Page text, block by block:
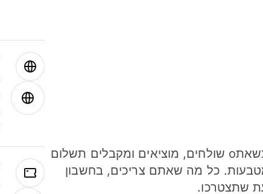
חסכו כסף כשאתo שולחים, מוציאים ומקבלים תשלום
40 מטבעות. כל מה שאתם צריכים, בחשבון
שתצטרכו.